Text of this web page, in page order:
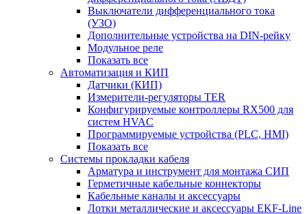
Выключатели дифференциального тока
(УЗО)
Дополнительные устройства на DIN-рейку
Модульное реле
Показать все
Автоматизация и КИП
Датчики (КИП)
Измерители-регуляторы TER
Конфигурируемые контроллеры RX500 для
систем HVAC
Программируемые устройства (PLC, HMI)
Показать все
Системы прокладки кабеля
Арматура и инструмент для монтажа СИП
Герметичные кабельные коннекторы
Кабельные каналы и аксессуары
Лотки металлические и аксессуары EKF-Line